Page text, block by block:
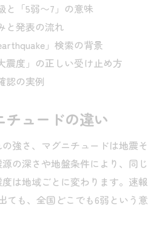
と「5弱〜7」の意味
と発表の流れ
」検索の背景
震度」の正しい受け止め方
認の実例
チュードの違い
強さ、マグニチュードは地震そ
の深さや地盤条件により、同じ
は地域ごとに変わります。速報
ても、全国どこでも6弱という意